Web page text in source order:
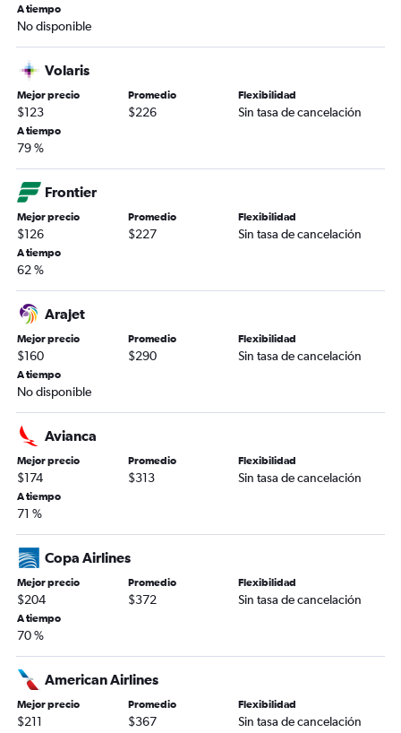
A tiempo
No disponible
Volaris
Mejor precio
$123
Promedio
$226
Flexibilidad
Sin tasa de cancelación
A tiempo
79 %
Frontier
Mejor precio
$126
Promedio
$227
Flexibilidad
Sin tasa de cancelación
A tiempo
62 %
Arajet
Mejor precio
$160
Promedio
$290
Flexibilidad
Sin tasa de cancelación
A tiempo
No disponible
Avianca
Mejor precio
$174
Promedio
$313
Flexibilidad
Sin tasa de cancelación
A tiempo
71 %
Copa Airlines
Mejor precio
$204
Promedio
$372
Flexibilidad
Sin tasa de cancelación
A tiempo
70 %
American Airlines
Mejor precio
$211
Promedio
$367
Flexibilidad
Sin tasa de cancelación